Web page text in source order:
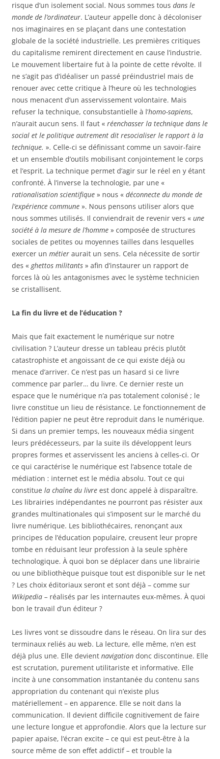
risque d’un isolement social. Nous sommes tous dans le
monde de l’ordinateur. L’auteur appelle donc à décoloniser
nos imaginaires en se plaçant dans une contestation
globale de la société industrielle. Les premières critiques
du capitalisme remirent directement en cause l’industrie.
Le mouvement libertaire fut à la pointe de cette révolte. Il
ne s’agit pas d’idéaliser un passé préindustriel mais de
renouer avec cette critique à l’heure où les technologies
nous menacent d’un asservissement volontaire. Mais
refuser la technique, consubstantielle à l’homo-sapiens,
n’aurait aucun sens. Il faut « réenchasser la technique dans le
social et le politique autrement dit resocialiser le rapport à la
technique. ». Celle-ci se définissant comme un savoir-faire
et un ensemble d’outils mobilisant conjointement le corps
et l’esprit. La technique permet d’agir sur le réel en y étant
confronté. À l’inverse la technologie, par une «
rationalisation scientifique » nous « déconnecte du monde de
l’expérience commune ». Nous pensons utiliser alors que
nous sommes utilisés. Il conviendrait de revenir vers « une
société à la mesure de l’homme » composée de structures
sociales de petites ou moyennes tailles dans lesquelles
exercer un métier aurait un sens. Cela nécessite de sortir
des « ghettos militants » afin d’instaurer un rapport de
forces là où les antagonismes avec le système technicien
se cristallisent.
La fin du livre et de l’éducation ?
Mais que fait exactement le numérique sur notre
civilisation ? L’auteur dresse un tableau précis plutôt
catastrophiste et angoissant de ce qui existe déjà ou
menace d’arriver. Ce n’est pas un hasard si ce livre
commence par parler… du livre. Ce dernier reste un
espace que le numérique n’a pas totalement colonisé ; le
livre constitue un lieu de résistance. Le fonctionnement de
l’édition papier ne peut être reproduit dans le numérique.
Si dans un premier temps, les nouveaux média singent
leurs prédécesseurs, par la suite ils développent leurs
propres formes et asservissent les anciens à celles-ci. Or
ce qui caractérise le numérique est l’absence totale de
médiation : internet est le média absolu. Tout ce qui
constitue la chaîne du livre est donc appelé à disparaître.
Les librairies indépendantes ne pourront pas résister aux
grandes multinationales qui s’imposent sur le marché du
livre numérique. Les bibliothécaires, renonçant aux
principes de l’éducation populaire, creusent leur propre
tombe en réduisant leur profession à la seule sphère
technologique. À quoi bon se déplacer dans une librairie
ou une bibliothèque puisque tout est disponible sur le net
? Les choix éditoriaux seront et sont déjà – comme sur
Wikipedia – réalisés par les internautes eux-mêmes. À quoi
bon le travail d’un éditeur ?
Les livres vont se dissoudre dans le réseau. On lira sur des
terminaux reliés au web. La lecture, elle même, n’en est
déjà plus une. Elle devient navigation donc discontinue. Elle
est scrutation, purement utilitariste et informative. Elle
incite à une consommation instantanée du contenu sans
appropriation du contenant qui n’existe plus
matériellement – en apparence. Elle se noit dans la
communication. Il devient difficile cognitivement de faire
une lecture longue et approfondie. Alors que la lecture sur
papier apaise, l’écran excite – ce qui est peut-être à la
source même de son effet addictif – et trouble la